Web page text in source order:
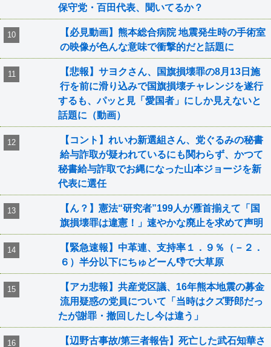
保守党・百田代表、聞いてるか？
【必見動画】熊本総合病院 地震発生時の手術室
の映像が色んな意味で衝撃的だと話題に
【悲報】サヨクさん、国旗損壊罪の8月13日施
行を前に滑り込みで国旗損壊チャレンジを遂行
するも、パッと見「愛国者」にしか見えないと
話題に（動画）
【コント】れいわ新選組さん、党ぐるみの秘書
給与詐取が疑われているにも関わらず、かつて
秘書給与詐取でお縄になった山本ジョージを新
代表に選任
【ん？】憲法“研究者”199人が雁首揃えて「国
旗損壊罪は違憲！」速やかな廃止を求めて声明
【緊急速報】中革連、支持率１．９％（－２．
６）半分以下にちゅどーん👎で大草原
【アカ悲報】共産党区議、16年熊本地震の募金
流用疑惑の党員について「当時はクズ野郎だっ
たが謝罪・撤回したし今は違う」
【辺野古事故/第三者報告】死亡した武石知華さ